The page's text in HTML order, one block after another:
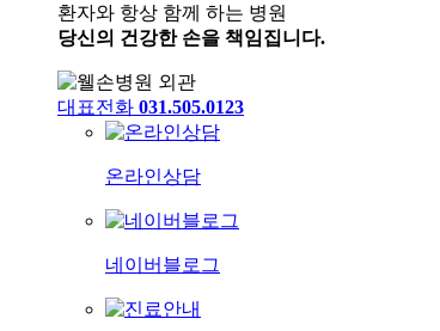
환자와 항상 함께 하는 병원
당신의 건강한 손을 책임집니다.
대표전화 031.505.0123
온라인상담
네이버블로그